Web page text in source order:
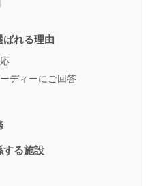
ばれる理由
ディーにご回答
する施設